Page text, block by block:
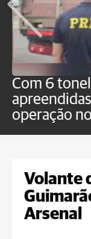
Com 6
operação
Volante
Arsenal